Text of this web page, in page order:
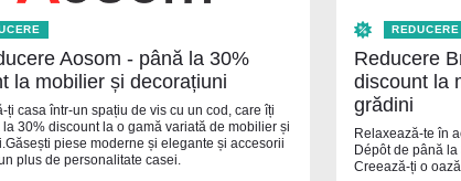
Aosom - până la 30%
la mobilier și decorațiuni
ți casa într-un spațiu de vis cu un cod, care îți
30% discount la o gamă variată de mobilier și
piese moderne și elegante și accesorii
plus de personalitate casei.
REDUCERE
Reducere
discount la
grădini
Relaxează-te în
Dépôt de până
Creează-ți o